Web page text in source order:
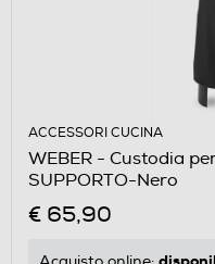
ACCESSORI CUCINA
WEBER - Custodia
SUPPORTO-Nero
€ 65,90